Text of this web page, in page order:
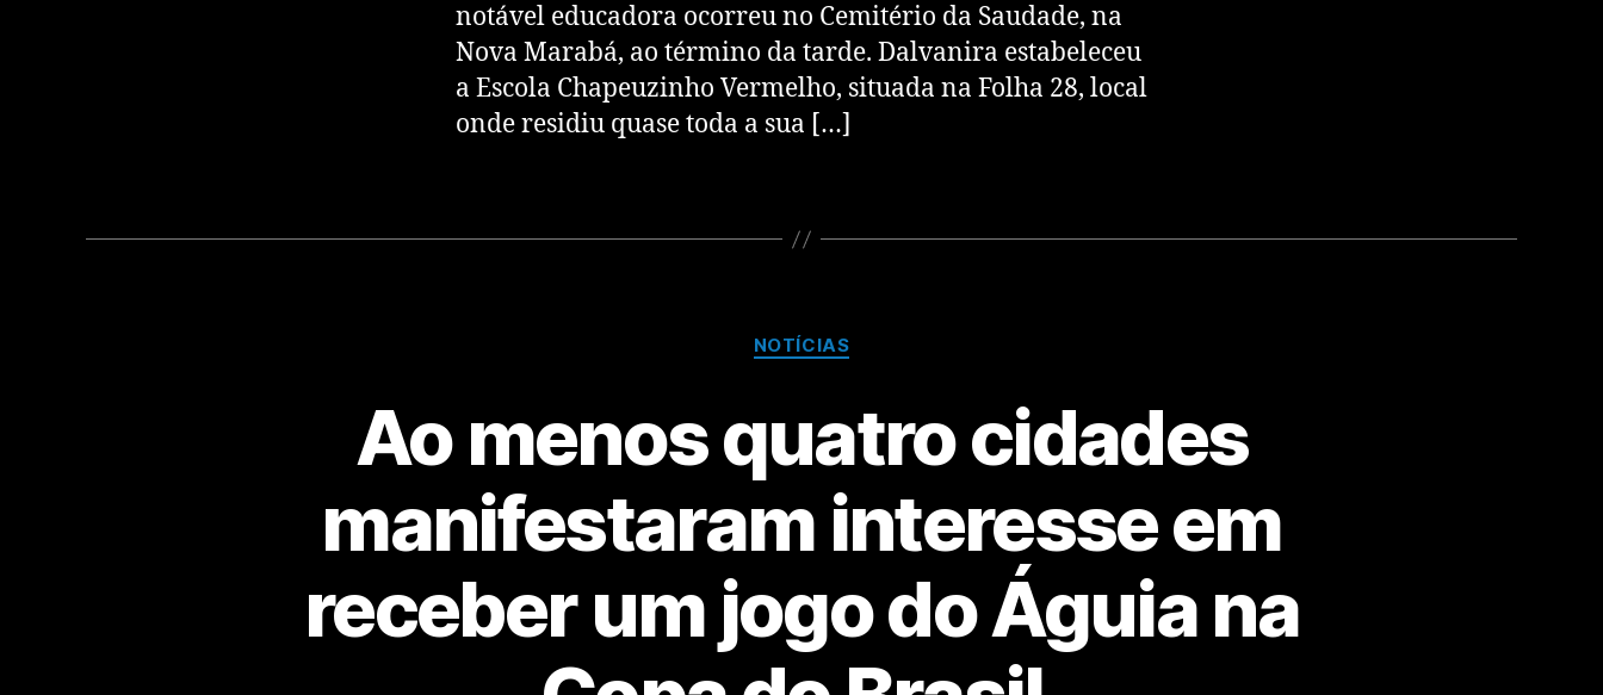
notável educadora ocorreu no Cemitério da Saudade, na
Nova Marabá, ao término da tarde. Dalvanira estabeleceu
a Escola Chapeuzinho Vermelho, situada na Folha 28, local
onde residiu quase toda a sua […]
NOTÍCIAS
Ao menos quatro cidades
manifestaram interesse em
receber um jogo do Águia na